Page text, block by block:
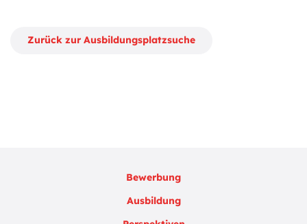
Zurück zur Ausbildungsplatzsuche
Bewerbung
Ausbildung